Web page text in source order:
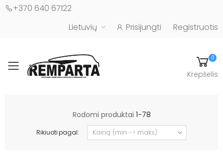
+370 640 67122
Lietuvių
Prisijungti Registruotis
Toggle mobile menu
0
Krepšelis
Rodomi produktai 1-78
Rikiuoti pagal: